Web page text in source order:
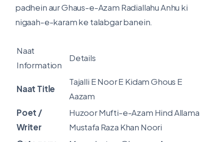
padhein aur Ghaus-e-Azam Radiallahu Anhu ki
nigaah-e-karam ke talabgar banein.
Naat
Information
Details
Naat Title
Tajalli E Noor E Kidam Ghous E
Aazam
Poet /
Writer
Huzoor Mufti-e-Azam Hind Allama
Mustafa Raza Khan Noori